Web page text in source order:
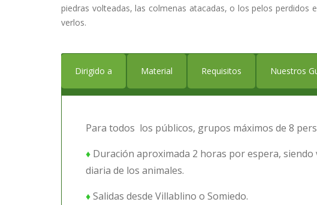
piedras volteadas, las colmenas atacadas, o los pelos perdidos
verlos.
Dirigido a Material Requisitos Nuestros
Para todos los públicos, grupos máximos de 8
♦ Duración aproximada 2 horas por espera,
diaria de los animales.
♦Salidas desde Villablino o Somiedo.